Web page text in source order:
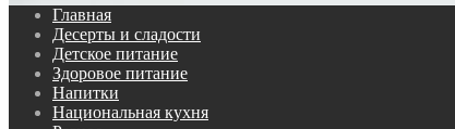
Главная
Десерты и сладости
Детское питание
Здоровое питание
Напитки
Национальная кухня